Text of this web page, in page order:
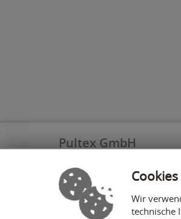
Pultex GmbH
Völlesbruchstraße 29
52152 Simmerath
info@pultex.deWir
technische